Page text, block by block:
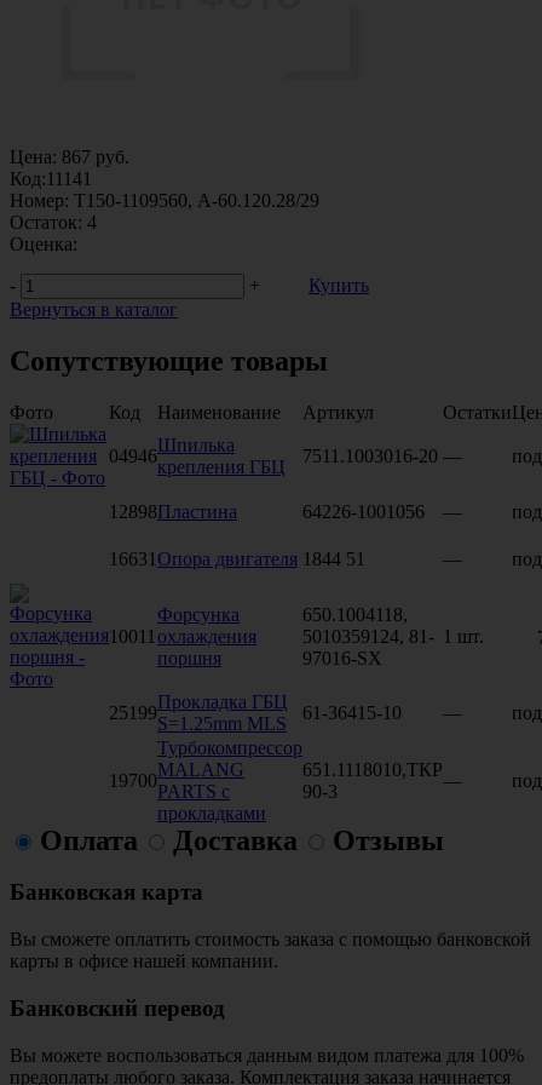
Цена: 867 руб.
Код:11141
Номер: Т150-1109560, А-60.120.28/29
Остаток: 4
Оценка:
-
+
Купить
Вернуться в каталог
Сопутствующие товары
Фото Код Наименование Артикул Остатки
04946
Шпилька
крепления ГБЦ
7511.1003016-20 —
12898Пластина 64226-1001056 —
16631 Опора двигателя 1844 51 —
10011
Форсунка
охлаждения
поршня
650.1004118,
5010359124, 81-
97016-SX
1 шт.
25199
Прокладка ГБЦ
S=1.25mm MLS
61-36415-10 —
19700
Турбокомпрессор
MALANG
PARTS с
прокладками
651.1118010,ТКР
90-3
—
Оплата Доставка Отзывы
Банковская карта
Вы сможете оплатить стоимость заказа с помощью банковской
карты в офисе нашей компании.
Банковский перевод
Вы можете воспользоваться данным видом платежа для 100%
предоплаты любого заказа. Комплектация заказа начинается